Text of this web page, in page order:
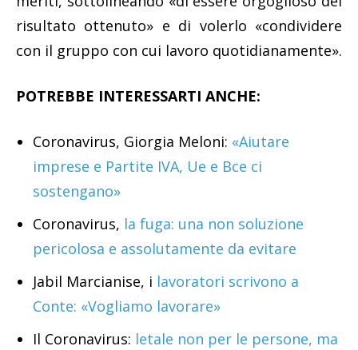
risultato ottenuto» e di volerlo «condividere
con il gruppo con cui lavoro quotidianamente».
POTREBBE INTERESSARTI ANCHE:
Coronavirus, Giorgia Meloni: «Aiutare
imprese e Partite IVA, Ue e Bce ci
sostengano»
Coronavirus, la fuga: una non soluzione
pericolosa e assolutamente da evitare
Jabil Marcianise, i lavoratori scrivono a
Conte: «Vogliamo lavorare»
Il Coronavirus: letale non per le persone, ma